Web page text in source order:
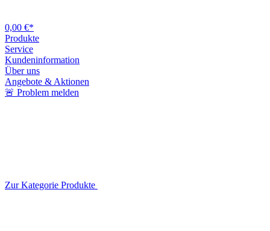
0,00 €*
Produkte
Service
Kundeninformation
Über uns
Angebote & Aktionen
🚨 Problem melden
Zur Kategorie Produkte